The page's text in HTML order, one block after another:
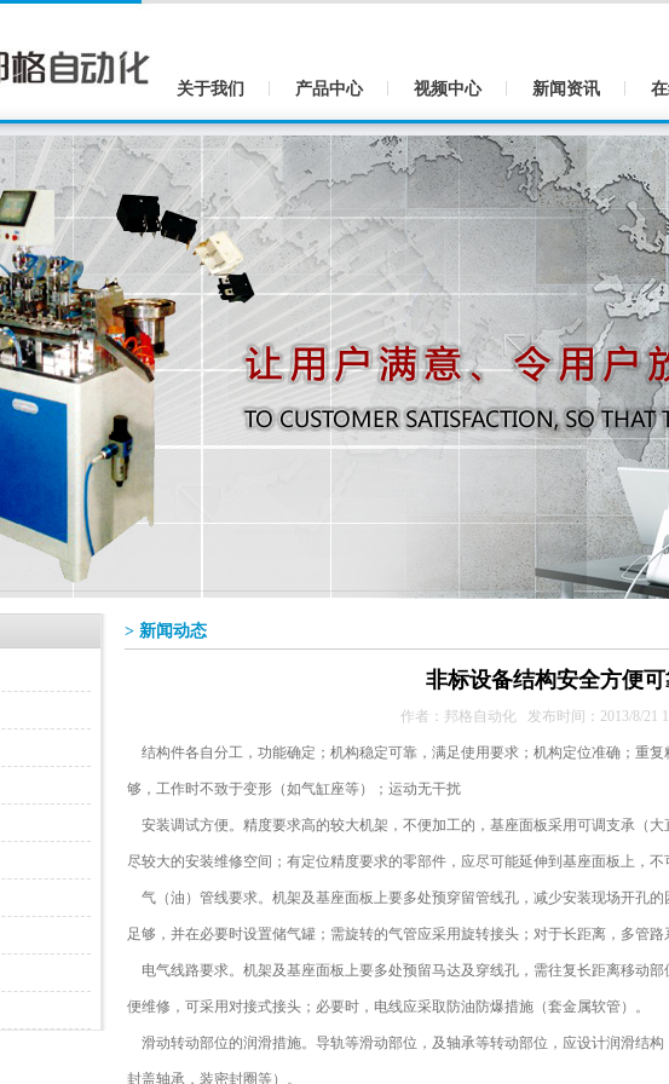
关于我们 产品中心 视频中心 新闻资讯
> 新闻动态
非标设备结构安全方便
作者：邦格自动化 发布时间：2013/8/21
结构件各自分工，功能确定；机构稳定可靠，满足使用要求；机构定位准确；重
够，工作时不致于变形（如气缸座等）；运动无干扰
安装调试方便。精度要求高的较大机架，不便加工的，基座面板采用可调支承（
尽较大的安装维修空间；有定位精度要求的零部件，应尽可能延伸到基座面板上，
气（油）管线要求。机架及基座面板上要多处预穿留管线孔，减少安装现场开孔
足够，并在必要时设置储气罐；需旋转的气管应采用旋转接头；对于长距离，多管
电气线路要求。机架及基座面板上要多处预留马达及穿线孔，需往复长距离移动
便维修，可采用对接式接头；必要时，电线应采取防油防爆措施（套金属软管）。
滑动转动部位的润滑措施。导轨等滑动部位，及轴承等转动部位，应设计润滑结
封盖轴承，装密封圈等）。